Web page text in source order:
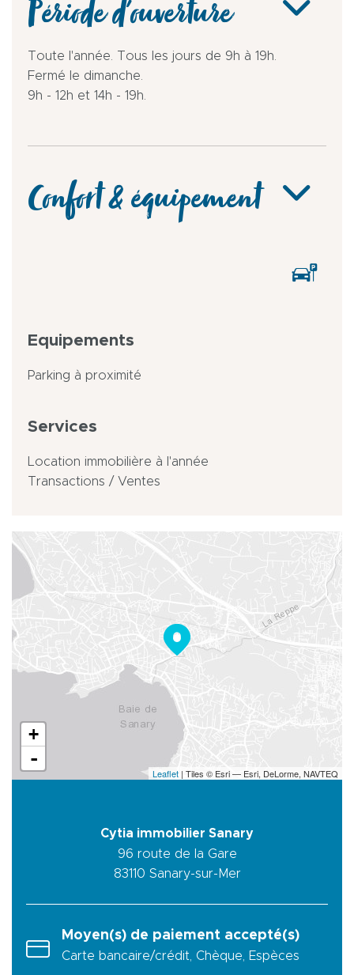
Période d'ouverture
Toute l'année. Tous les jours de 9h à 19h.
Fermé le dimanche.
9h - 12h et 14h - 19h.
Confort & équipement
Equipements
Parking à proximité
Services
Location immobilière à l'année
Transactions / Ventes
+
-
Leaflet | Tiles © Esri — Esri, DeLorme, NAVTEQ
Cytia immobilier Sanary
96 route de la Gare
83110 Sanary-sur-Mer
Moyen(s) de paiement accepté(s)
Carte bancaire/crédit, Chèque, Espèces